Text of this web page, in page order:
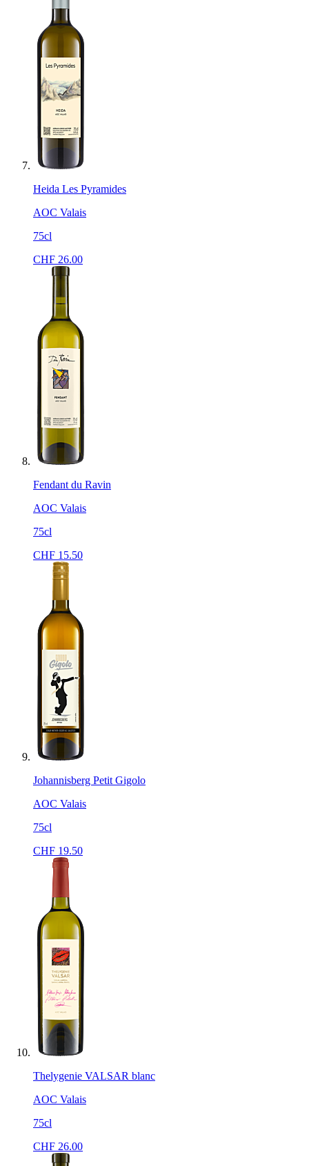
Heida Les Pyramides
AOC Valais
75cl
CHF 26.00
Fendant du Ravin
AOC Valais
75cl
CHF 15.50
Johannisberg Petit Gigolo
AOC Valais
75cl
CHF 19.50
Thelygenie VALSAR blanc
AOC Valais
75cl
CHF 26.00